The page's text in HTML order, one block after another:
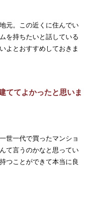
元。この近くに住んでい
を持ちたいと話している
よとおすすめしておきま
ててよかったと思いま
世一代で買ったマンショ
て言うのかなと思ってい
つことができて本当に良